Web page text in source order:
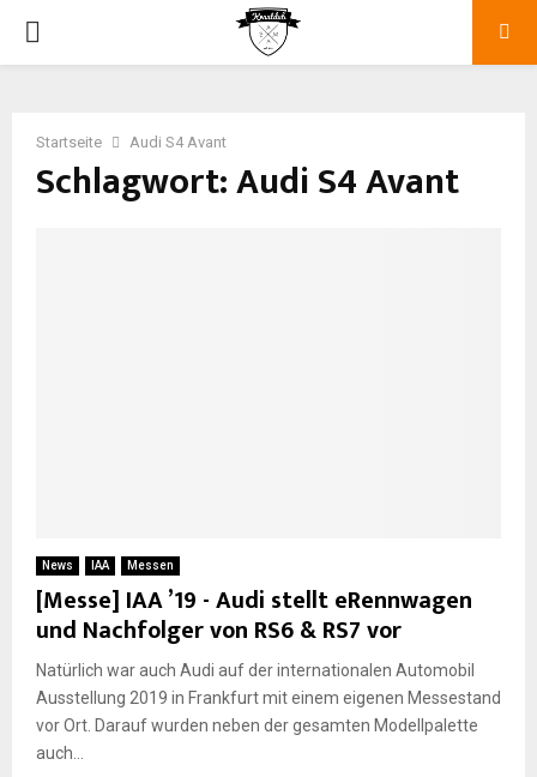
P
E
N
U
Startseite Audi S4 Avant
Schlagwort: Audi S4 Avant
News IAA Messen
[Messe] IAA ’19 - Audi stellt eRennwagen
und Nachfolger von RS6 & RS7 vor
Natürlich war auch Audi auf der internationalen Automobil
Ausstellung 2019 in Frankfurt mit einem eigenen Messestand
vor Ort. Darauf wurden neben der gesamten Modellpalette
auch...